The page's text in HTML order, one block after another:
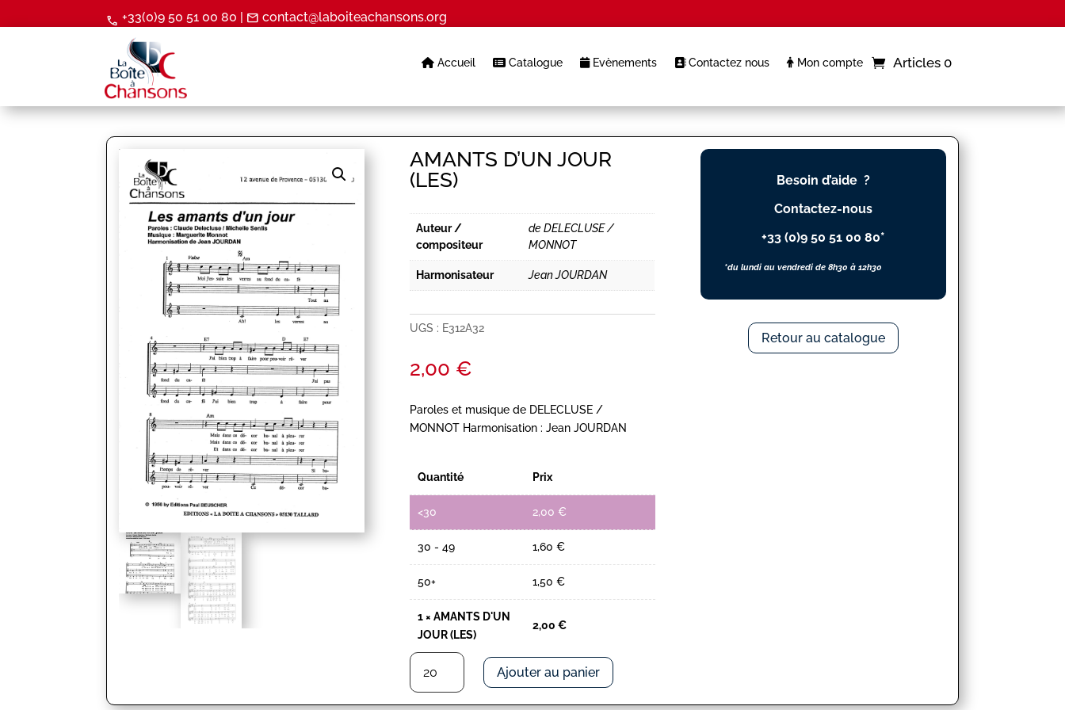
call +33(0)9 50 51 00 80 | mail contact@laboiteachansons.org
Accueil Catalogue Evènements Contactez nous Mon compte Articles 0
AMANTS D’UN JOUR
(LES)
Auteur /
compositeur
de DELECLUSE /
MONNOT
Harmonisateur Jean JOURDAN
UGS : E312A32
2,00 €
Paroles et musique de DELECLUSE /
MONNOT Harmonisation : Jean JOURDAN
Quantité Prix
<30 2,00 €
30 - 49 1,60 €
50+ 1,50 €
1 ×AMANTS D'UN
JOUR (LES)
2,00 €
quantité
AMANTS
Ajouter au panier
Besoin d’aide ?
Contactez-nous
+33 (0)9 50 51 00 80*
*du lundi au vendredi de 8h30 à 12h30
Retour au catalogue